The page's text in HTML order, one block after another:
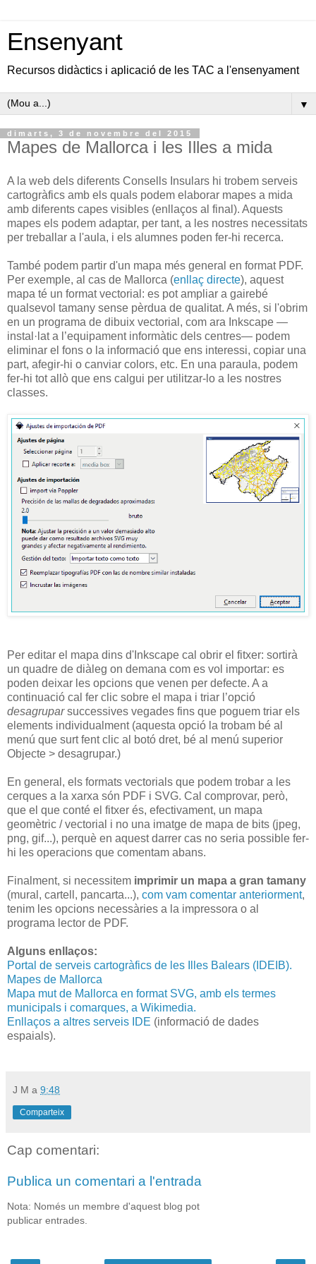
Ensenyant
Recursos didàctics i aplicació de les TAC a l'ensenyament
▼
dimarts, 3 de novembre del 2015
Mapes de Mallorca i les Illes a mida
A la web dels diferents Consells Insulars hi trobem serveis
cartogràfics amb els quals podem elaborar mapes a mida
amb diferents capes visibles (enllaços al final). Aquests
mapes els podem adaptar, per tant, a les nostres necessitats
per treballar a l'aula, i els alumnes poden fer-hi recerca.
També podem partir d'un mapa més general en format PDF.
Per exemple, al cas de Mallorca (enllaç directe), aquest
mapa té un format vectorial: es pot ampliar a gairebé
qualsevol tamany sense pèrdua de qualitat. A més, si l'obrim
en un programa de dibuix vectorial, com ara Inkscape —
instal·lat a l’equipament informàtic dels centres— podem
eliminar el fons o la informació que ens interessi, copiar una
part, afegir-hi o canviar colors, etc. En una paraula, podem
fer-hi tot allò que ens calgui per utilitzar-lo a les nostres
classes.
Per editar el mapa dins d'Inkscape cal obrir el fitxer: sortirà
un quadre de diàleg on demana com es vol importar: es
poden deixar les opcions que venen per defecte. A a
continuació cal fer clic sobre el mapa i triar l’opció
desagruparsuccessives vegades fins que poguem triar els
elements individualment (aquesta opció la trobam bé al
menú que surt fent clic al botó dret, bé al menú superior
Objecte > desagrupar.)
En general, els formats vectorials que podem trobar a les
cerques a la xarxa són PDF i SVG. Cal comprovar, però,
que el que conté el fitxer és, efectivament, un mapa
geomètric / vectorial i no una imatge de mapa de bits (jpeg,
png, gif...), perquè en aquest darrer cas no seria possible fer-
hi les operacions que comentam abans.
Finalment, si necessitem imprimir un mapa a gran tamany
(mural, cartell, pancarta...), com vam comentar anteriorment,
tenim les opcions necessàries a la impressora o al
programa lector de PDF.
Alguns enllaços:
Portal de serveis cartogràfics de les Illes Balears (IDEIB).
Mapes de Mallorca
Mapa mut de Mallorca en format SVG, amb els termes
municipals i comarques, a Wikimedia.
Enllaços a altres serveis IDE (informació de dades
espaials).
J M a 9:48
Comparteix
Cap comentari:
Publica un comentari a l'entrada
Nota: Només un membre d'aquest blog pot
publicar entrades.